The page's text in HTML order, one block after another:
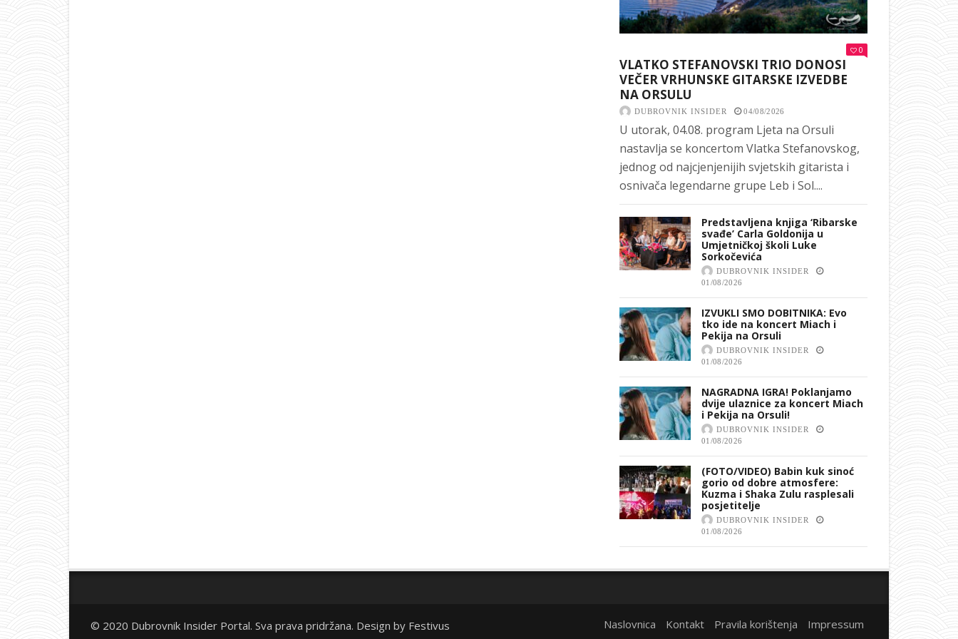
0
VLATKO STEFANOVSKI TRIO DONOSI
VEČER VRHUNSKE GITARSKE IZVEDBE
NA ORSULU
DUBROVNIK INSIDER 04/08/2026
U utorak, 04.08. program Ljeta na Orsuli
nastavlja se koncertom Vlatka Stefanovskog,
jednog od najcjenjenijih svjetskih gitarista i
osnivača legendarne grupe Leb i Sol....
Predstavljena knjiga ‘Ribarske
svađe’ Carla Goldonija u
Umjetničkoj školi Luke
Sorkočevića
DUBROVNIK INSIDER
01/08/2026
IZVUKLI SMO DOBITNIKA: Evo
tko ide na koncert Miach i
Pekija na Orsuli
DUBROVNIK INSIDER
01/08/2026
NAGRADNA IGRA! Poklanjamo
dvije ulaznice za koncert Miach
i Pekija na Orsuli!
DUBROVNIK INSIDER
01/08/2026
(FOTO/VIDEO) Babin kuk sinoć
gorio od dobre atmosfere:
Kuzma i Shaka Zulu rasplesali
posjetitelje
DUBROVNIK INSIDER
01/08/2026
© 2020 Dubrovnik Insider Portal. Sva prava pridržana. Design by Festivus Naslovnica Kontakt Pravila korištenja Impressum